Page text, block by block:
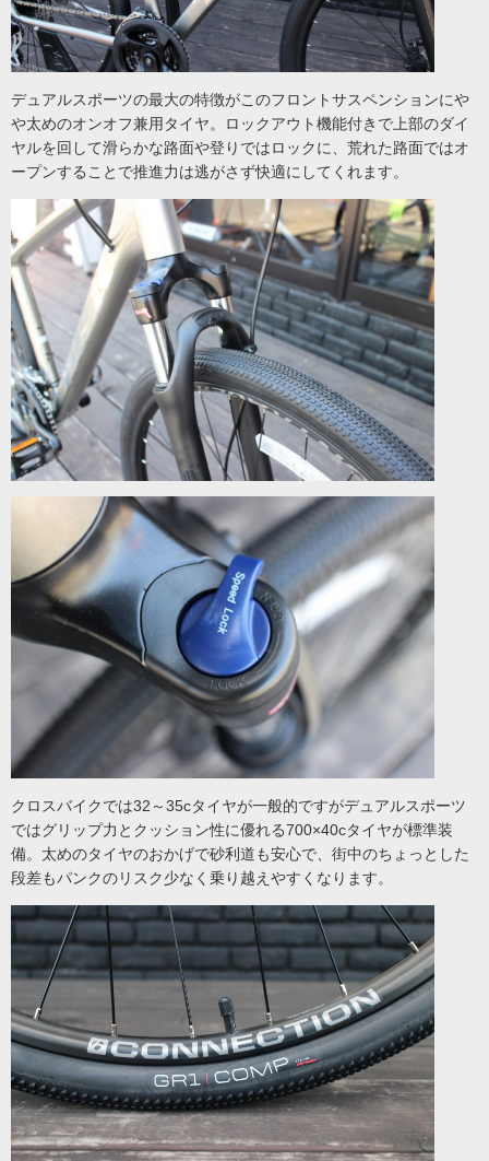
デュアルスポーツの最大の特徴がこのフロントサスペンションにや
や太めのオンオフ兼用タイヤ。ロックアウト機能付きで上部のダイ
ヤルを回して滑らかな路面や登りではロックに、荒れた路面ではオ
ープンすることで推進力は逃がさず快適にしてくれます。
クロスバイクでは32～35cタイヤが一般的ですがデュアルスポーツ
ではグリップ力とクッション性に優れる700×40cタイヤが標準装
備。太めのタイヤのおかげで砂利道も安心で、街中のちょっとした
段差もパンクのリスク少なく乗り越えやすくなります。